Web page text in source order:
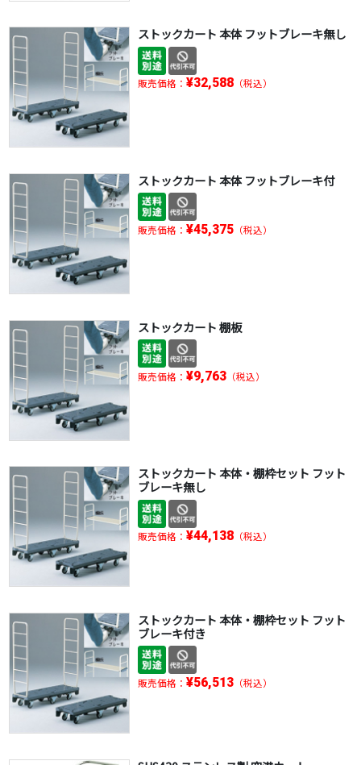
ストックカート 本体 フットブレーキ無し
販売価格： ¥32,588（税込）
ストックカート 本体 フットブレーキ付
販売価格： ¥45,375（税込）
ストックカート 棚板
販売価格： ¥9,763（税込）
ストックカート 本体・棚枠セット フット
ブレーキ無し
販売価格： ¥44,138（税込）
ストックカート 本体・棚枠セット フット
ブレーキ付き
販売価格： ¥56,513（税込）